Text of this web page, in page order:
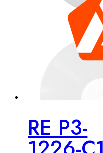
RE P3-